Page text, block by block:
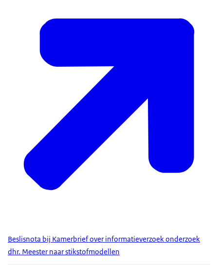
Beslisnota bij Kamerbrief over informatieverzoek onderzoek
dhr. Meester naar stikstofmodellen